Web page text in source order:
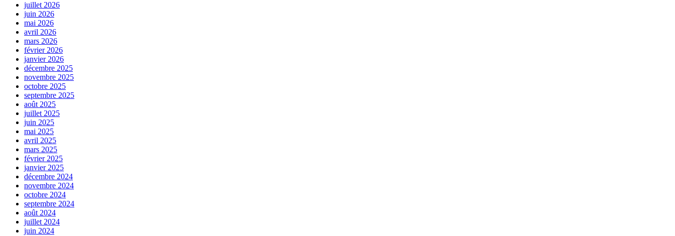
juillet 2026
juin 2026
mai 2026
avril 2026
mars 2026
février 2026
janvier 2026
décembre 2025
novembre 2025
octobre 2025
septembre 2025
août 2025
juillet 2025
juin 2025
mai 2025
avril 2025
mars 2025
février 2025
janvier 2025
décembre 2024
novembre 2024
octobre 2024
septembre 2024
août 2024
juillet 2024
juin 2024